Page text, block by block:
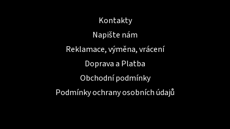
Kontakty
Napište nám
Reklamace, výměna, vrácení
Doprava a Platba
Obchodní podmínky
Podmínky ochrany osobních údajů